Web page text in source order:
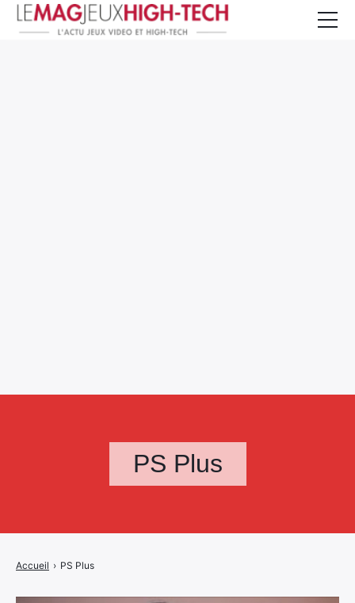
PS Plus
Accueil › PS Plus